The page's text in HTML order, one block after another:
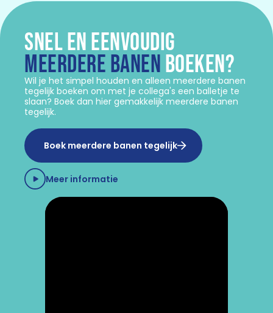
SNEL EN EENVOUDIG
MEERDERE BANENBOEKEN?
Wil je het simpel houden en alleen meerdere banen
tegelijk boeken om met je collega's een balletje te
slaan? Boek dan hier gemakkelijk meerdere banen
tegelijk.
Boek meerdere banen tegelijk
Meer informatie